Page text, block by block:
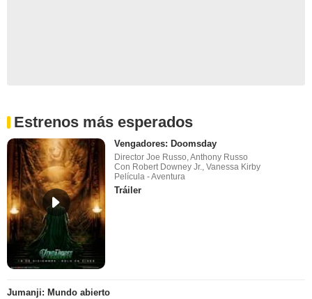
Estrenos más esperados
Vengadores: Doomsday
Director Joe Russo, Anthony Russo
Con Robert Downey Jr., Vanessa Kirby
Película - Aventura
Tráiler
Jumanji: Mundo abierto